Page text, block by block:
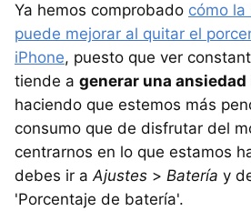
Ya hemos comprobado cómo la
puede mejorar al quitar el
iPhone, puesto que ver
tiende a generar una
haciendo que estemos más
consumo que de disfrutar del
centrarnos en lo que estamos
debes ir aAjustes > Batería y
'Porcentaje de batería'.